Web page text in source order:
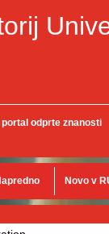
portal odprte znanosti
Novo v